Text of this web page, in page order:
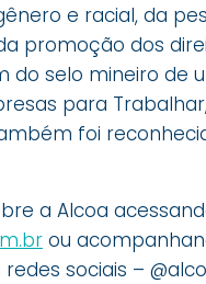
e racial, da
promoção dos
do selo mineiro de
para
foi
a Alcoa
ou
sociais –